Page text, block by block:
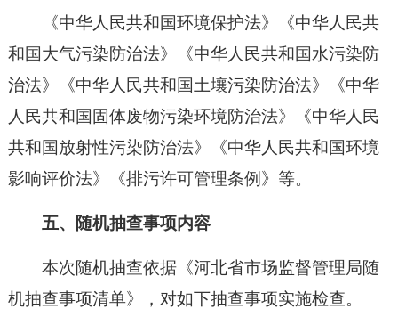
《中华人民共和国环境保护法》《中华人民共
和国大气污染防治法》《中华人民共和国水污染防
治法》《中华人民共和国土壤污染防治法》《中华
人民共和国固体废物污染环境防治法》《中华人民
共和国放射性污染防治法》《中华人民共和国环境
影响评价法》《排污许可管理条例》等。
五、随机抽查事项内容
本次随机抽查依据《河北省市场监督管理局随
机抽查事项清单》，对如下抽查事项实施检查。